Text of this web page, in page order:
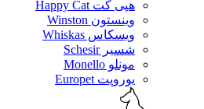
هپی کت Happy Cat
وینستون Winston
ویسکاس Whiskas
شسیر Schesir
مونلو Monello
یوروپت Europet